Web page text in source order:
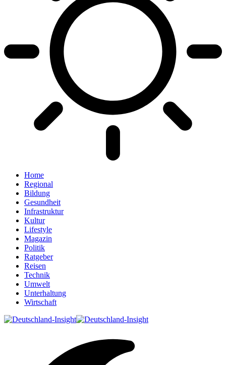
Home
Regional
Bildung
Gesundheit
Infrastruktur
Kultur
Lifestyle
Magazin
Politik
Ratgeber
Reisen
Technik
Umwelt
Unterhaltung
Wirtschaft